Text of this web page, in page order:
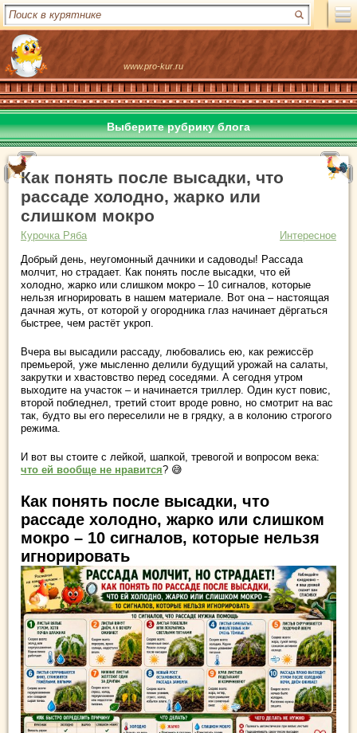
www.pro-kur.ru
Выберите рубрику блога
Как понять после высадки, что
рассаде холодно, жарко или
слишком мокро
Курочка Ряба
Интересное
Добрый день, неугомонный дачники и садоводы! Рассада
молчит, но страдает. Как понять после высадки, что ей
холодно, жарко или слишком мокро – 10 сигналов, которые
нельзя игнорировать в нашем материале. Вот она – настоящая
дачная жуть, от которой у огородника глаз начинает дёргаться
быстрее, чем растёт укроп.
Вчера вы высадили рассаду, любовались ею, как режиссёр
премьерой, уже мысленно делили будущий урожай на салаты,
закрутки и хвастовство перед соседями. А сегодня утром
выходите на участок – и начинается триллер. Один куст повис,
второй побледнел, третий стоит вроде ровно, но смотрит на вас
так, будто вы его переселили не в грядку, а в колонию строгого
режима.
И вот вы стоите с лейкой, шапкой, тревогой и вопросом века:
что ей вообще не нравится? 😅
Как понять после высадки, что
рассаде холодно, жарко или слишком
мокро – 10 сигналов, которые нельзя
игнорировать